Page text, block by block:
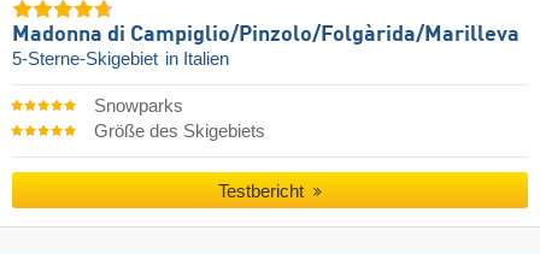
Madonna di Campiglio/​Pinzolo/​Folgàrida/​Marilleva
5-Sterne-Skigebiet in Italien
Snowparks
Größe des Skigebiets
Testbericht